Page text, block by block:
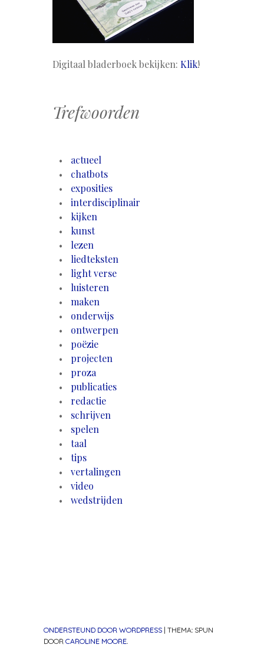
Digitaal bladerboek bekijken: Klik!
Trefwoorden
actueel
chatbots
exposities
interdisciplinair
kijken
kunst
lezen
liedteksten
light verse
luisteren
maken
onderwijs
ontwerpen
poëzie
projecten
proza
publicaties
redactie
schrijven
spelen
taal
tips
vertalingen
video
wedstrijden
ONDERSTEUND DOOR WORDPRESS | THEMA: SPUN
DOOR CAROLINE MOORE.